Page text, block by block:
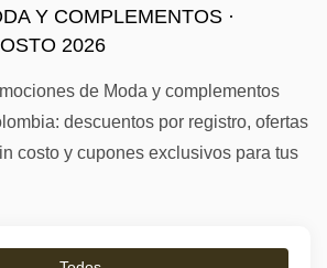
Y COMPLEMENTOS ·
2026
de Moda y complementos
descuentos por registro, ofertas
costo y cupones exclusivos para tus